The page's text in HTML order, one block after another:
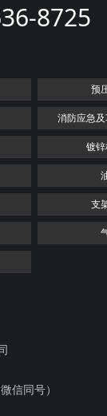
8725
预
消防应急
镀
支
信同号）